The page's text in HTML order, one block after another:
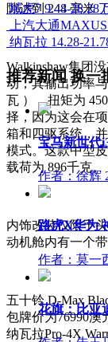
隙达到 244 毫米
Walkinshaw集团
动，其输出功率
瓦 ），扭矩为
择，因为这会在
箱和四驱系统，
模式。这款中型
载荷为 896千克。
内饰改装仅限于
动机舱内有一个
五十铃 D-Max
包牌价为76990澳
纳瓦拉Pro-4X
域虎7 9.48-28.28
上汽大通
纳瓦拉 14.28-
推荐新闻换一
宝马新世代
作者：徐辉
路虎X华为
作者：莫一
花旗：比亚